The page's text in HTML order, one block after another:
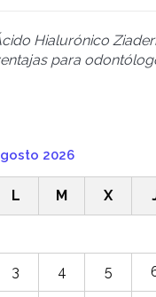
Hialurónico
para
2026
L M X
3 4 5